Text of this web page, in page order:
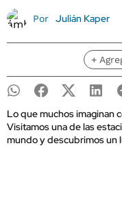
Por Julián Kaper
+
Lo que muchos imaginan
Visitamos una de las
mundo y descubrimos un